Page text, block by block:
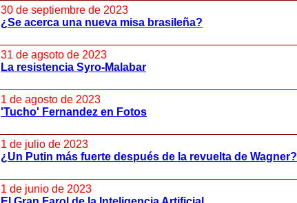
30 de septiembre de 2023
¿Se acerca una nueva misa brasileña?
31 de agsoto de 2023
La resistencia Syro-Malabar
1 de agosto de 2023
'Tucho' Fernandez en Fotos
1 de julio de 2023
¿Un Putin más fuerte después de la revuelta de Wagner?
1 de junio de 2023